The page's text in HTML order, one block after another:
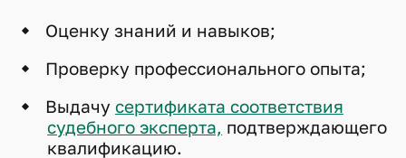
Оценку знаний и навыков;
Проверку профессионального опыта;
Выдачу сертификата соответствия
судебного эксперта, подтверждающего
квалификацию.